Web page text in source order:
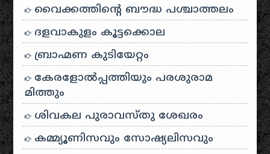
വൈക്കത്തിന്റെ ബൗദ്ധ പശ്ചാത്തലം
ദളവാകുളം കൂട്ടക്കൊല
ബ്രാഹ്മണ കുടിയേറ്റം
കേരളോൽപ്പത്തിയും പരശുരാമ
മിത്തും
ശിവകല പുരാവസ്തു ശേഖരം
കമ്മ്യൂണിസവും സോഷ്യലിസവും